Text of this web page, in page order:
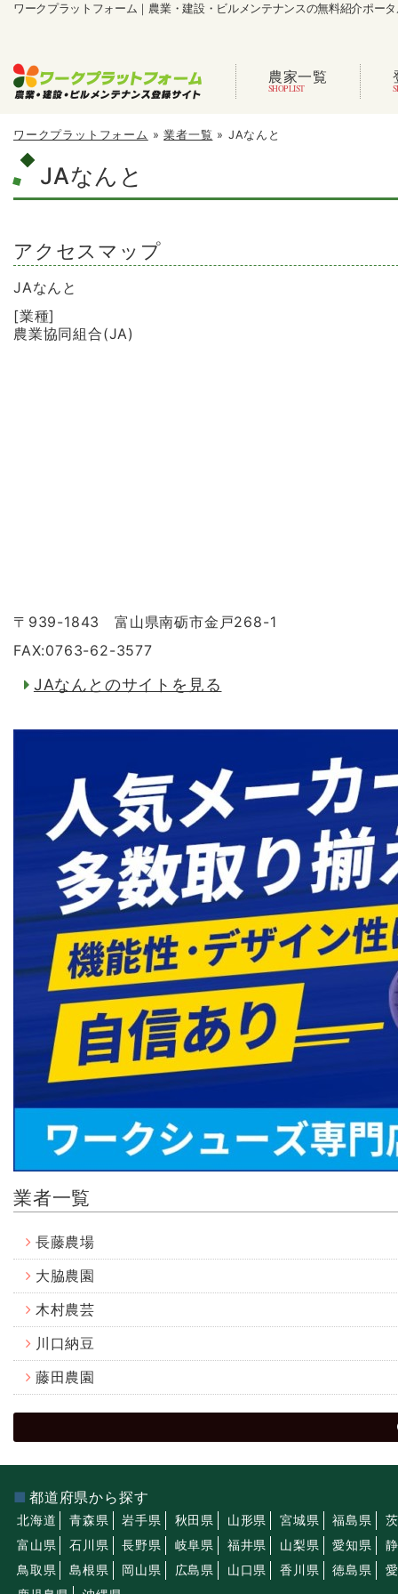
ワークプラットフォーム｜農業・建設・ビルメンテナンスの無料紹介ポー
農家一覧
ワークプラットフォーム »業者一覧 » JAなんと
JAなんと
アクセスマップ
JAなんと
[業種]
農業協同組合(JA)
〒939-1843 富山県南砺市金戸268-1
FAX:0763-62-3577
JAなんとのサイトを見る
業者一覧
長藤農場
大脇農園
木村農芸
川口納豆
藤田農園
都道府県から探す
北海道 青森県 岩手県 秋田県 山形県 宮城県 福島県
富山県
石川県 長野県 岐阜県 福井県 山梨県 愛知県
鳥取県
島根県 岡山県 広島県 山口県 香川県 徳島県